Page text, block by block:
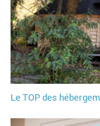
Le TOP des